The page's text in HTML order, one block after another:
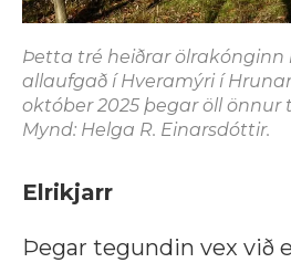
Þetta tré heiðrar ölrakónginn
allaufgað í Hveramýri í
október 2025 þegar öll önnur
Mynd: Helga R. Einarsdóttir.
Elrikjarr
Þegar tegundin vex við